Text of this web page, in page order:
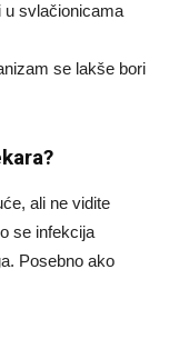
u svlačionicama
se lakše bori
ali ne vidite
se infekcija
Posebno ako